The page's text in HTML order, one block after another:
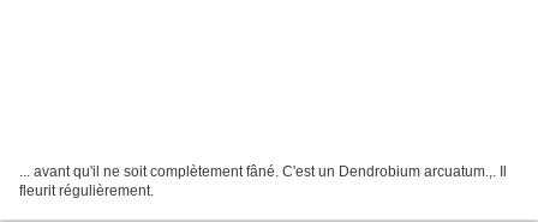
... avant qu'il ne soit complètement fâné. C'est un Dendrobium arcuatum.,. Il
fleurit régulièrement.